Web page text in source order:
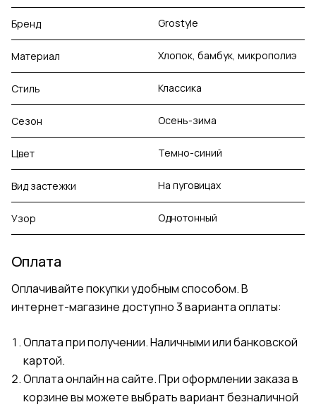
Бренд Grostyle
Материал Хлопок, бамбук, микрополиэ
Стиль Классика
Сезон Осень-зима
Цвет Темно-синий
Вид застежки На пуговицах
Узор Однотонный
Оплата
Оплачивайте покупки удобным способом. В
интернет-магазине доступно 3 варианта оплаты:
Оплата при получении. Наличными или банковской
картой.
Оплата онлайн на сайте. При оформлении заказа в
корзине вы можете выбрать вариант безналичной